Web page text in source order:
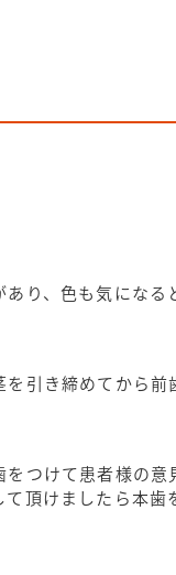
り、色も気になる
引き締めてから前
つけて患者様の
頂けましたら本歯